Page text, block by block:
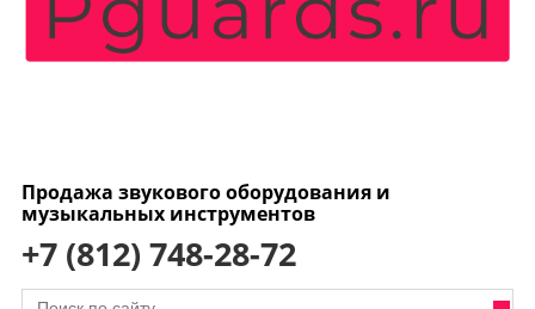
Продажа звукового оборудования и
музыкальных инструментов
+7 (812) 748-28-72